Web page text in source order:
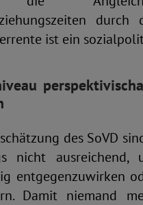
durch
ist ein
perspektivisch
des SoVD
nicht ausreichend,
entgegenzuwirken
Damit niemand